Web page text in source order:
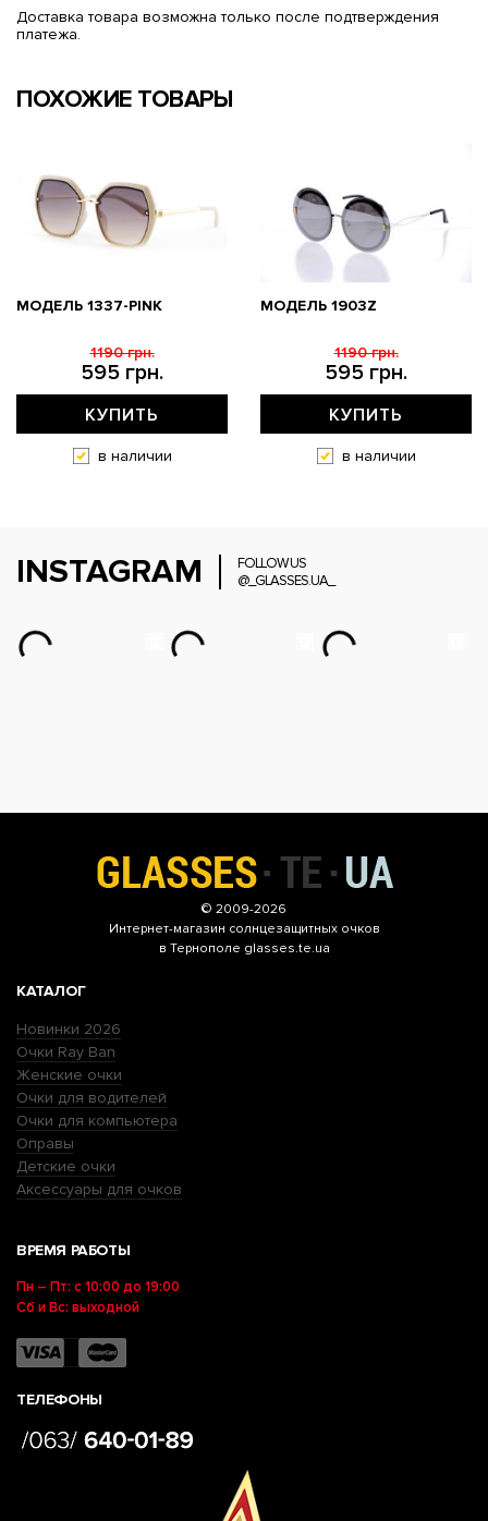
Доставка товара возможна только после подтверждения
платежа.
ПОХОЖИЕ ТОВАРЫ
МОДЕЛЬ 1337-PINK
595 грн.
1190 грн.
КУПИТЬ
в наличии
МОДЕЛЬ 1903Z
595 грн.
1190 грн.
КУПИТЬ
в наличии
INSTAGRAM
FOLLOW US
@_GLASSES.UA_
© 2009-2026
Интернет-магазин солнцезащитных очков
в Тернополе glasses.te.ua
КАТАЛОГ
Новинки 2026
Очки Ray Ban
Женские очки
Очки для водителей
Очки для компьютера
Оправы
Детские очки
Аксессуары для очков
ВРЕМЯ РАБОТЫ
Пн – Пт: с 10:00 до 19:00
Сб и Вс: выходной
ТЕЛЕФОНЫ